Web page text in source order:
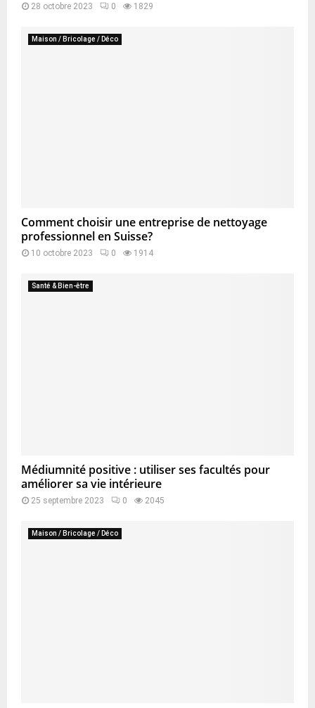
28 octobre 2023 0 1829
Maison / Bricolage / Déco
Comment choisir une entreprise de nettoyage
professionnel en Suisse?
10 octobre 2023 0 1914
Santé & Bien-être
Médiumnité positive : utiliser ses facultés pour
améliorer sa vie intérieure
25 septembre 2023 0 2045
Maison / Bricolage / Déco